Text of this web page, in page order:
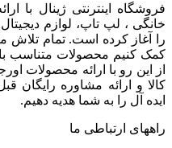
فروشگاه اینترنتی ژینال با
خانگی ، لپ تاپ، لوازم
را آغاز کرده است. تمام تلاش
کمک کنیم محصولات متناسب با
از این رو با ارائه محصولات
کالا و ارائه مشاوره رایگان
ایده آل را به شما هدیه دهیم.
راههای ارتباطی ما